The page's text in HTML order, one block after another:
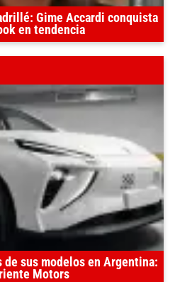
Gime Accardi conquista
en tendencia
sus modelos en Argentina:
Motors